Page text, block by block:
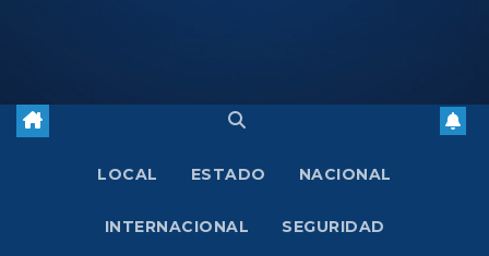
LOCAL ESTADO NACIONAL
INTERNACIONAL SEGURIDAD